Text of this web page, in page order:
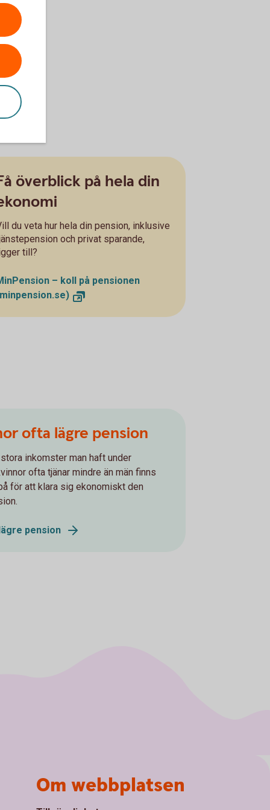
överblick på hela din
du veta hur hela din pension, inklusive
och privat sparande,
till?
– koll på pensionen
ofta lägre pension
inkomster man haft under
ofta tjänar mindre än män finns
för att klara sig ekonomiskt den
pension
Om webbplatsen